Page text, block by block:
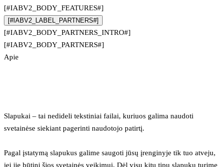
[#IABV2_BODY_FEATURES#]
[#IABV2_LABEL_PARTNERS#]
[#IABV2_BODY_PARTNERS_INTRO#]
[#IABV2_BODY_PARTNERS#]
Apie
Slapukai – tai nedideli tekstiniai failai, kuriuos galima naudoti
svetainėse siekiant pagerinti naudotojo patirtį.
Pagal įstatymą slapukus galime saugoti jūsų įrenginyje tik tuo atveju,
jei jie būtini šios svetainės veikimui. Dėl visų kitų tipų slapukų turime